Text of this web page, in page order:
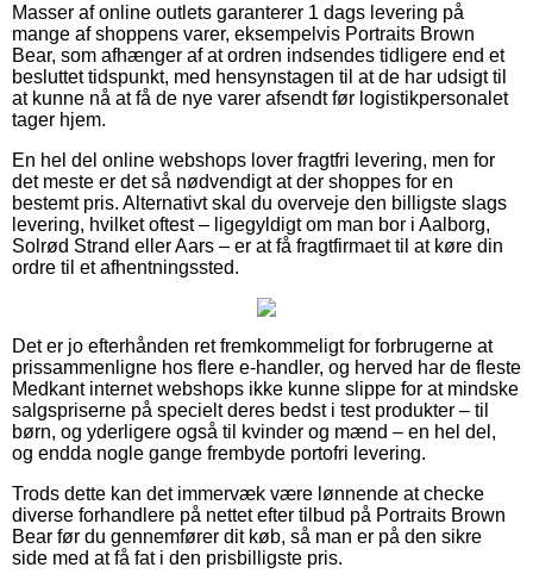
Masser af online outlets garanterer 1 dags levering på
mange af shoppens varer, eksempelvis Portraits Brown
Bear, som afhænger af at ordren indsendes tidligere end et
besluttet tidspunkt, med hensynstagen til at de har udsigt til
at kunne nå at få de nye varer afsendt før logistikpersonalet
tager hjem.
En hel del online webshops lover fragtfri levering, men for
det meste er det så nødvendigt at der shoppes for en
bestemt pris. Alternativt skal du overveje den billigste slags
levering, hvilket oftest – ligegyldigt om man bor i Aalborg,
Solrød Strand eller Aars – er at få fragtfirmaet til at køre din
ordre til et afhentningssted.
Det er jo efterhånden ret fremkommeligt for forbrugerne at
prissammenligne hos flere e-handler, og herved har de fleste
Medkant internet webshops ikke kunne slippe for at mindske
salgspriserne på specielt deres bedst i test produkter – til
børn, og yderligere også til kvinder og mænd – en hel del,
og endda nogle gange frembyde portofri levering.
Trods dette kan det immervæk være lønnende at checke
diverse forhandlere på nettet efter tilbud på Portraits Brown
Bear før du gennemfører dit køb, så man er på den sikre
side med at få fat i den prisbilligste pris.